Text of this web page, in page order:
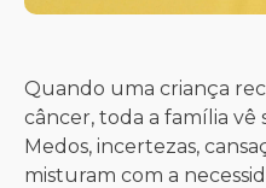
Quando uma criança
câncer, toda a família
Medos, incertezas,
misturam com a